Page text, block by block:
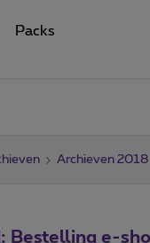
Packs
Archieven 2018
Bestelling e-